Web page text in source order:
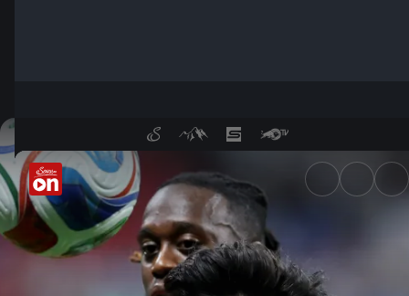
Schaffte ein Underdog den